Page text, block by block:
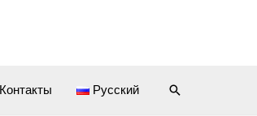
Контакты Русский Поиск